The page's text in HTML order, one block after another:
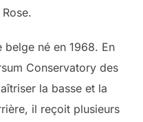
belge né en 1968. En
Conservatory des
la basse et la
il reçoit plusieurs